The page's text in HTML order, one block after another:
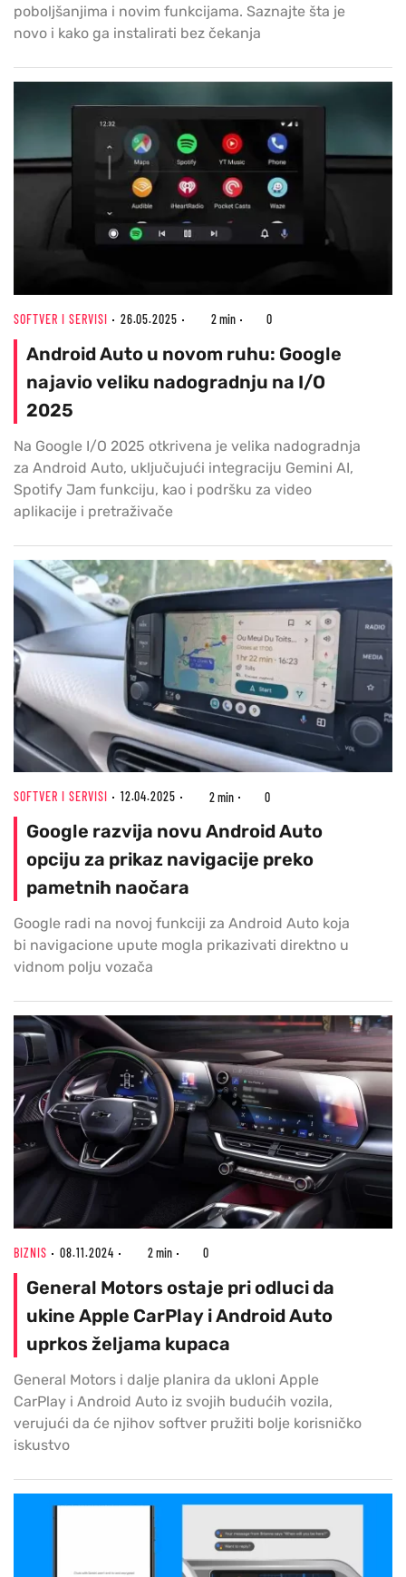
poboljšanjima i novim funkcijama. Saznajte šta je
novo i kako ga instalirati bez čekanja
SOFTVER I SERVISI 26.05.2025 2 min 0
Android Auto u novom ruhu: Google
najavio veliku nadogradnju na I/O
2025
Na Google I/O 2025 otkrivena je velika nadogradnja
za Android Auto, uključujući integraciju Gemini AI,
Spotify Jam funkciju, kao i podršku za video
aplikacije i pretraživače
SOFTVER I SERVISI 12.04.2025 2 min 0
Google razvija novu Android Auto
opciju za prikaz navigacije preko
pametnih naočara
Google radi na novoj funkciji za Android Auto koja
bi navigacione upute mogla prikazivati direktno u
vidnom polju vozača
BIZNIS 08.11.2024 2 min 0
General Motors ostaje pri odluci da
ukine Apple CarPlay i Android Auto
uprkos željama kupaca
General Motors i dalje planira da ukloni Apple
CarPlay i Android Auto iz svojih budućih vozila,
verujući da će njihov softver pružiti bolje korisničko
iskustvo